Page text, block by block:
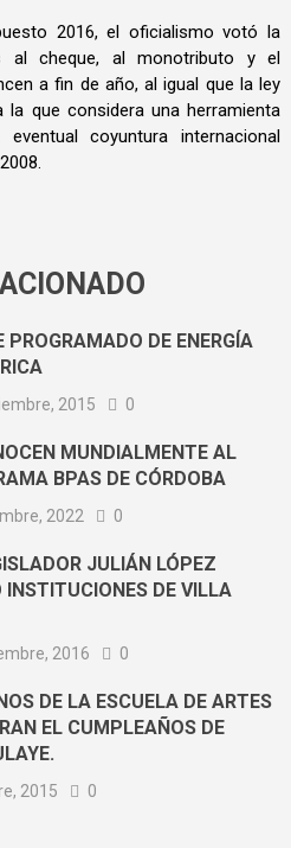
2016, el oficialismo votó la
al cheque, al monotributo y el
a fin de año, al igual que la ley
la que considera una herramienta
coyuntura internacional
PROGRAMADO DE ENERGÍA
2015 0
MUNDIALMENTE AL
BPAS DE CÓRDOBA
2022 0
JULIÁN LÓPEZ
INSTITUCIONES DE VILLA
2016 0
DE LA ESCUELA DE ARTES
EL CUMPLEAÑOS DE
2015 0